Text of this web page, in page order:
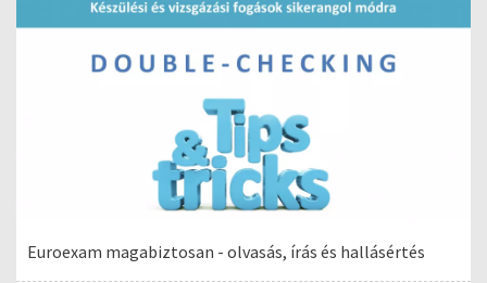
Euroexam magabiztosan - olvasás, írás és hallásértés